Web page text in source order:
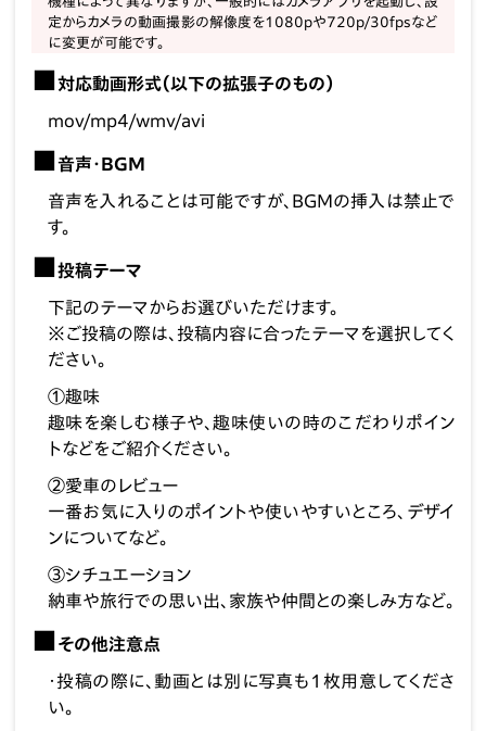
定からカメラの動画撮影の解像度を1080pや720p/30fpsなど
に変更が可能です。
対応動画形式（以下の拡張子のもの）
mov/mp4/wmv/avi
音声・BGM
音声を入れることは可能ですが、BGMの挿入は禁止で
す。
投稿テーマ
下記のテーマからお選びいただけます。
※ご投稿の際は、投稿内容に合ったテーマを選択してく
ださい。
①趣味
趣味を楽しむ様子や、趣味使いの時のこだわりポイン
トなどをご紹介ください。
②愛車のレビュー
一番お気に入りのポイントや使いやすいところ、デザイ
ンについてなど。
③シチュエーション
納車や旅行での思い出、家族や仲間との楽しみ方など。
その他注意点
・投稿の際に、動画とは別に写真も1枚用意してくださ
い。